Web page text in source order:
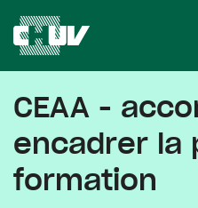
CEAA -
encadrer la
formation